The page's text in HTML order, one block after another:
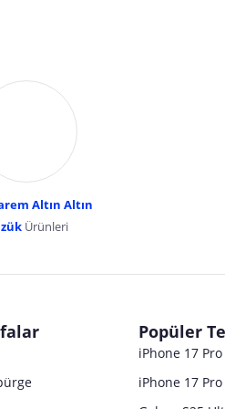
YENİBOSNA MERKEZ MAH LADİN SOK
Altın Altın
Ürünleri
Popüler
iPhone 17
iPhone 17 Pro